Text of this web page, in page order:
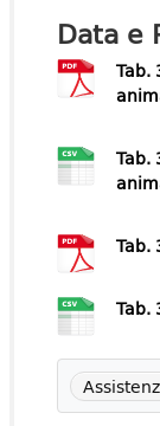
Data e
Tab.
Tab.
Tab.
Tab.